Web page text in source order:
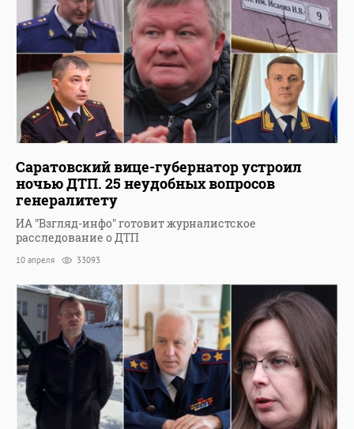
Саратовский вице-губернатор устроил
ночью ДТП. 25 неудобных вопросов
генералитету
ИА "Взгляд-инфо" готовит журналистское
расследование о ДТП
10 апреля 33093